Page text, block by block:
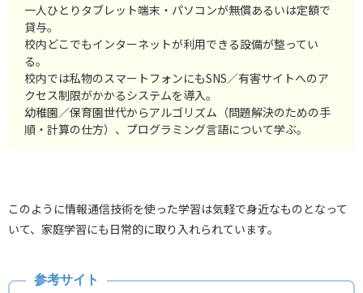
一人ひとりタブレット端末・パソコンが無償あるいは定額で
貸与。
校内どこでもインターネットが利用できる設備が整ってい
る。
校内では私物のスマートフォンにもSNS／有害サイトへのア
クセス制限がかかるシステムを導入。
幼稚園／保育園世代からアルゴリズム（問題解決のための手
順・計算の仕方）、プログラミング言語について学ぶ。
このように情報通信技術を使った学習は気軽で身近なものとなって
いて、家庭学習にも日常的に取り入れられています。